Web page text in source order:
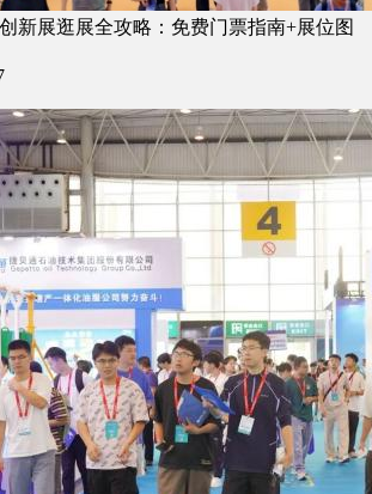
新展逛展全攻略：免费门票指南+展位图